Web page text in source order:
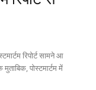
रिपोर्ट सामने आ